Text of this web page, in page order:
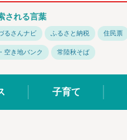
される言葉
るさんナビ ふるさと納税 住民票
空き地バンク 常陸秋そば
子育て